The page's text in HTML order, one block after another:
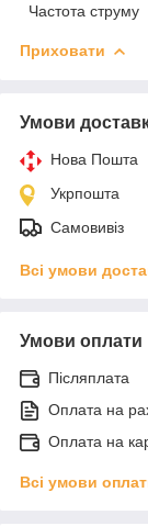
Частота струму
Приховати
Умови
Нова Пошта
Укрпошта
Самовивіз
Всі умови
Умови оплати
Післяплата
Оплата на
Оплата на
Всі умови